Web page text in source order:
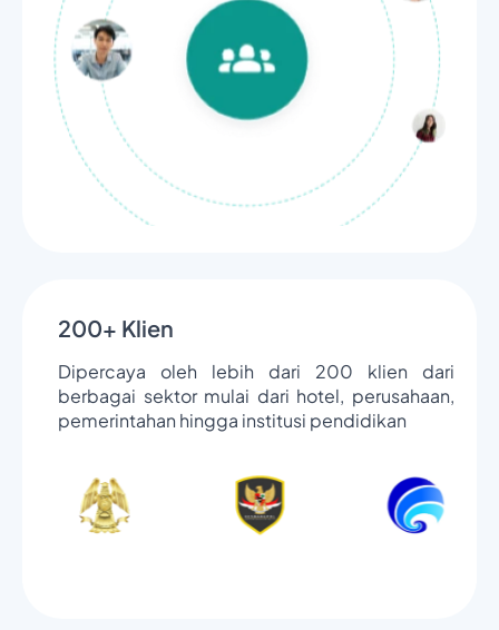
200+ Klien
Dipercaya oleh lebih dari 200 klien dari
berbagai sektor mulai dari hotel, perusahaan,
pemerintahan hingga institusi pendidikan